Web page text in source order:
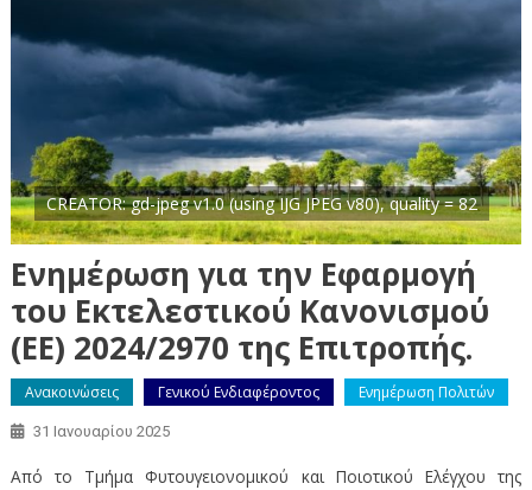
CREATOR: gd-jpeg v1.0 (using IJG JPEG v80), quality = 82
Ενημέρωση για την Εφαρμογή
του Εκτελεστικού Κανονισμού
(ΕΕ) 2024/2970 της Επιτροπής.
Ανακοινώσεις Γενικού Ενδιαφέροντος Ενημέρωση Πολιτών
31 Ιανουαρίου 2025
Από το Τμήμα Φυτουγειονομικού και Ποιοτικού Ελέγχου της